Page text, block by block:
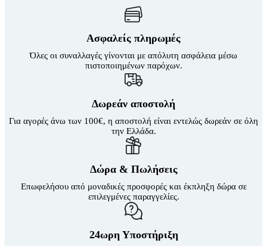
Ασφαλείς πληρωμές
Όλες οι συναλλαγές γίνονται με απόλυτη ασφάλεια μέσω
πιστοποιημένων παρόχων.
Δωρεάν αποστολή
Για αγορές άνω των 100€, η αποστολή είναι εντελώς δωρεάν σε όλη
την Ελλάδα.
Δώρα & Πωλήσεις
Επωφελήσου από μοναδικές προσφορές και έκπληξη δώρα σε
επιλεγμένες παραγγελίες.
24ωρη Υποστήριξη